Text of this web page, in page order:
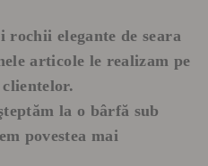
rochii elegante de seara
articole le realizam pe
la o bârfă sub
povestea mai